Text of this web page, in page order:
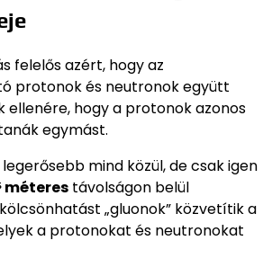
felelős azért, hogy az
protonok és neutronok együtt
ellenére, hogy a protonok azonos
egymást.
mind közül, de csak igen
méteres távolságon belül
„gluonok” közvetítik a
a protonokat és neutronokat